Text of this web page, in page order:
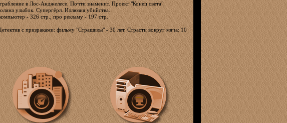
в Лос-Анджелесе. Почти знаменит. Проект "Конец света".
улыбок. Супергёрл. Иллюзия убийства.
- 326 стр., про рекламу - 197 стр.
с призраками: фильму "Страшилы" - 30 лет. Страсти вокруг мяча: 10